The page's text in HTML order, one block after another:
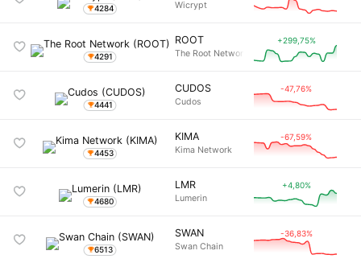
4284 Wicrypt
4291
ROOT
The Root Network
+299,75%
4441
CUDOS
Cudos
-47,76%
4453
KIMA
Kima Network
-67,59%
4680
LMR
Lumerin
+4,80%
6513
SWAN
Swan Chain
-36,83%